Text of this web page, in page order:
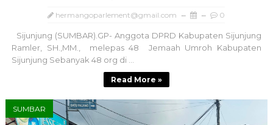
hermangoparlement@gmail.com 0
Sijunjung (SUMBAR).GP- Anggota DPRD Kabupaten Sijunjung
Ramler, SH.,MM., melepas 48 Jemaah Umroh Kabupaten
Sijunjung Sebanyak 48 org di ...
Read More »
SUMBAR